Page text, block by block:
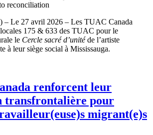
– Le 27 avril 2026 – Les TUAC Canada
175 & 633 des TUAC pour le
le Cercle sacré d’unitéde l’artiste
à leur siège social à Mississauga.
renforcent leur
transfrontalière pour
migrant(e)s